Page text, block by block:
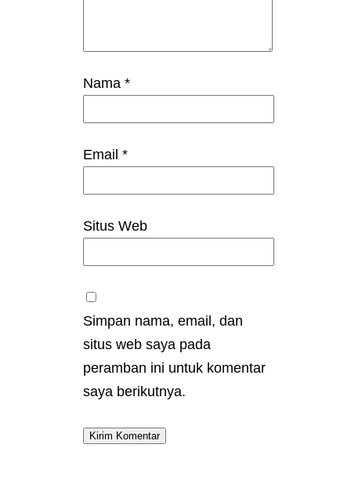
Nama*
Email*
Situs Web
Simpan nama, email, dan
situs web saya pada
peramban ini untuk komentar
saya berikutnya.